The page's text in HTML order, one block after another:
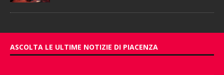
ASCOLTA LE ULTIME NOTIZIE DI PIACENZA